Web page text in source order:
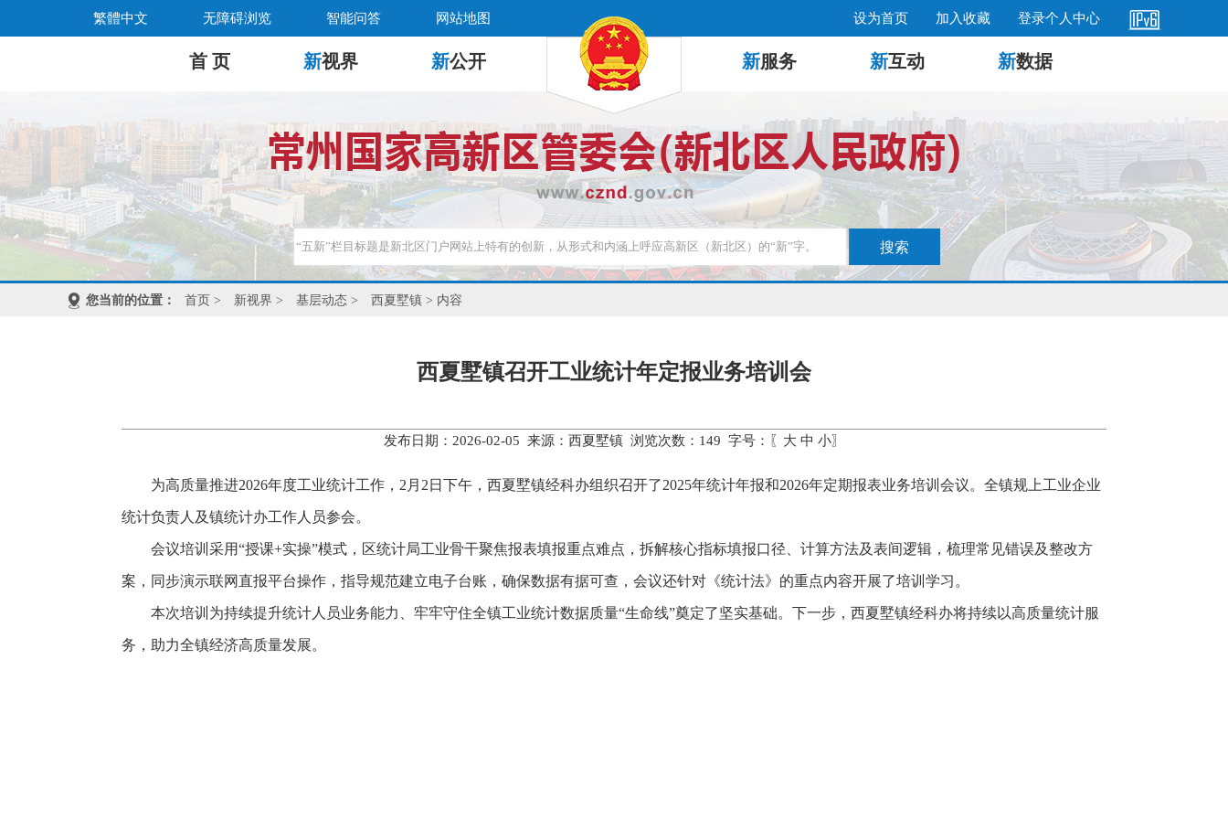
繁體中文 无障碍浏览 智能问答 网站地图 设为首页 加入收藏 登录个人中心
首 页 新视界 新公开 新服务 新互动 新数据
您当前的位置： 首页 > 新视界 > 基层动态 > 西夏墅镇 > 内容
西夏墅镇召开工业统计年定报业务培训会
发布日期：2026-02-05 来源：西夏墅镇 浏览次数： 149 字号：〖 大 中 小〗
为高质量推进2026年度工业统计工作，2月2日下午，西夏墅镇经科办组织召开了2025年统计年报和2026年定期报表业务培训会议。全镇规上工业企业
统计负责人及镇统计办工作人员参会。
会议培训采用“授课+实操”模式，区统计局工业骨干聚焦报表填报重点难点，拆解核心指标填报口径、计算方法及表间逻辑，梳理常见错误及整改方
案，同步演示联网直报平台操作，指导规范建立电子台账，确保数据有据可查，会议还针对《统计法》的重点内容开展了培训学习。
本次培训为持续提升统计人员业务能力、牢牢守住全镇工业统计数据质量“生命线”奠定了坚实基础。下一步，西夏墅镇经科办将持续以高质量统计服
务，助力全镇经济高质量发展。